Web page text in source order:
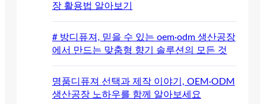
장 활용법 알아보기
# 방디퓨져, 믿을 수 있는 oem·odm 생산공장
에서 만드는 맞춤형 향기 솔루션의 모든 것
명품디퓨져 선택과 제작 이야기, OEM·ODM
생산공장 노하우를 함께 알아보세요